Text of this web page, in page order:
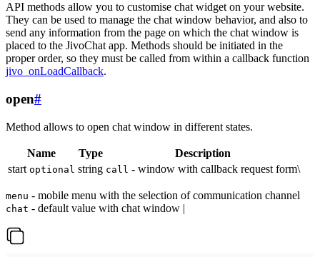
API methods allow you to customise chat widget on your website.
They can be used to manage the chat window behavior, and also to
send any information from the page on which the chat window is
placed to the JivoChat app. Methods should be initiated in the
proper order, so they must be called from within a callback function
jivo_onLoadCallback.
open#
Method allows to open chat window in different states.
Name Type
Description
start optional string call - window with callback request form\
menu - mobile menu with the selection of communication channel
chat - default value with chat window |